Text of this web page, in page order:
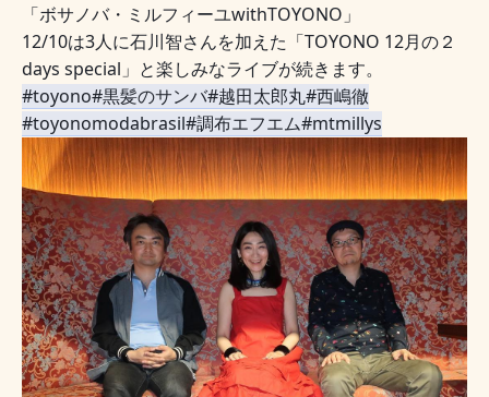
「ボサノバ・ミルフィーユwithTOYONO」
12/10は3人に石川智さんを加えた「TOYONO 12月の２
days special」と楽しみなライブが続きます。
#toyono#黒髪のサンバ#越田太郎丸#西嶋徹
#toyonomodabrasil#調布エフエム#mtmillys